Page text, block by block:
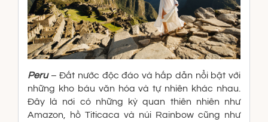
Peru– Đất nước độc đáo và hấp dẫn nổi bật với
những kho báu văn hóa và tự nhiên khác nhau.
Đây là nơi có những kỳ quan thiên nhiên như
Amazon, hồ Titicaca và núi Rainbow cũng như